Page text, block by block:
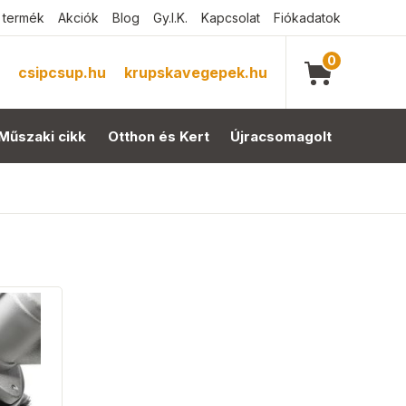
Akciók Blog Gy.I.K. Kapcsolat Fiókadatok
csipcsup.hu krupskavegepek.hu
0
cikk Otthon és Kert Újracsomagolt